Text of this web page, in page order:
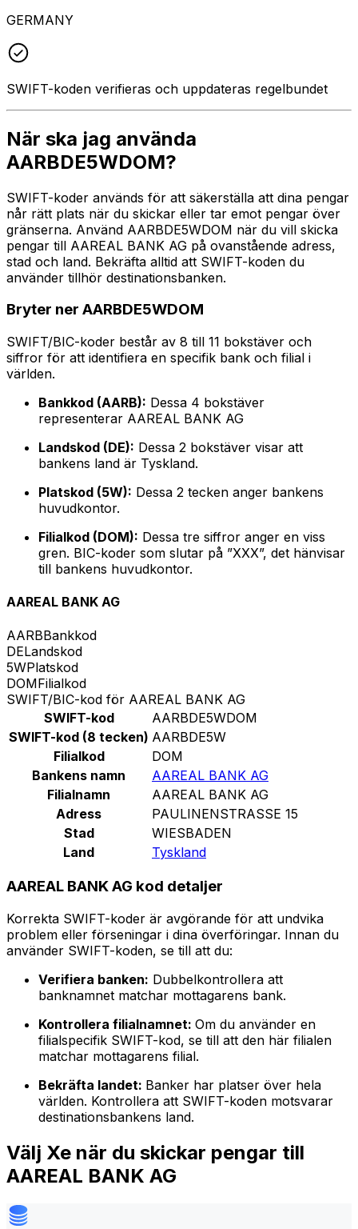
GERMANY
SWIFT-koden verifieras och uppdateras regelbundet
När ska jag använda
AARBDE5WDOM?
SWIFT-koder används för att säkerställa att dina pengar
når rätt plats när du skickar eller tar emot pengar över
gränserna. Använd AARBDE5WDOM när du vill skicka
pengar till AAREAL BANK AG på ovanstående adress,
stad och land. Bekräfta alltid att SWIFT-koden du
använder tillhör destinationsbanken.
Bryter ner AARBDE5WDOM
SWIFT/BIC-koder består av 8 till 11 bokstäver och
siffror för att identifiera en specifik bank och filial i
världen.
Bankkod (AARB): Dessa 4 bokstäver
representerar AAREAL BANK AG
Landskod (DE): Dessa 2 bokstäver visar att
bankens land är Tyskland.
Platskod (5W): Dessa 2 tecken anger bankens
huvudkontor.
Filialkod (DOM): Dessa tre siffror anger en viss
gren. BIC-koder som slutar på ”XXX”, det hänvisar
till bankens huvudkontor.
AAREAL BANK AG
AARBBankkod
DELandskod
5WPlatskod
DOMFilialkod
SWIFT/BIC-kod för AAREAL BANK AG
SWIFT-kod
AARBDE5WDOM
SWIFT-kod (8 tecken) AARBDE5W
Filialkod
DOM
Bankens namn
AAREAL BANK AG
Filialnamn
AAREAL BANK AG
Adress
PAULINENSTRASSE 15
Stad
WIESBADEN
Land
Tyskland
AAREAL BANK AG kod detaljer
Korrekta SWIFT-koder är avgörande för att undvika
problem eller förseningar i dina överföringar. Innan du
använder SWIFT-koden, se till att du:
Verifiera banken: Dubbelkontrollera att
banknamnet matchar mottagarens bank.
Kontrollera filialnamnet: Om du använder en
filialspecifik SWIFT-kod, se till att den här filialen
matchar mottagarens filial.
Bekräfta landet: Banker har platser över hela
världen. Kontrollera att SWIFT-koden motsvarar
destinationsbankens land.
Välj Xe när du skickar pengar till
AAREAL BANK AG